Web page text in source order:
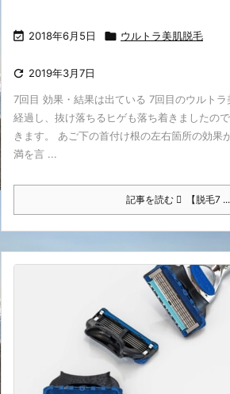
 2018年6月5日  ウルトラ美肌脱毛
 2019年3月7日
7回目 効果・結果は出ている 7回目のウルト
経過し、抜け落ちるヒゲも落ち着きましたの
きます。 あご下の首付け根の左右箇所の効果
満を言 ...
記事を読む 【脱毛7 ...